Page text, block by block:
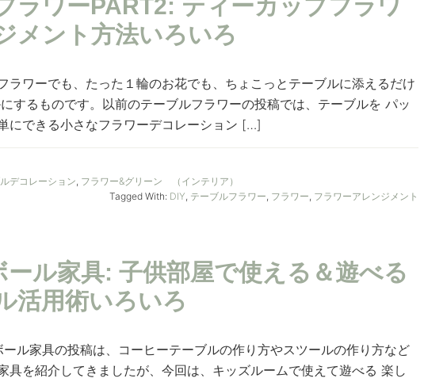
ラワーPART2: ティーカップフラワ
メント方法いろいろ
ラワーでも、たった１輪のお花でも、ちょこっとテーブルに添えるだけ
するものです。以前のテーブルフラワーの投稿では、テーブルを パッ
にできる小さなフラワーデコレーション […]
デコレーション, フラワー&グリーン （インテリア）
Tagged With: DIY, テーブルフラワー, フラワー, フラワーアレンジメント
ール家具: 子供部屋で使える＆遊べる
活用術いろいろ
ル家具の投稿は、コーヒーテーブルの作り方やスツールの作り方など
具を紹介してきましたが、今回は、キッズルームで使えて遊べる 楽し